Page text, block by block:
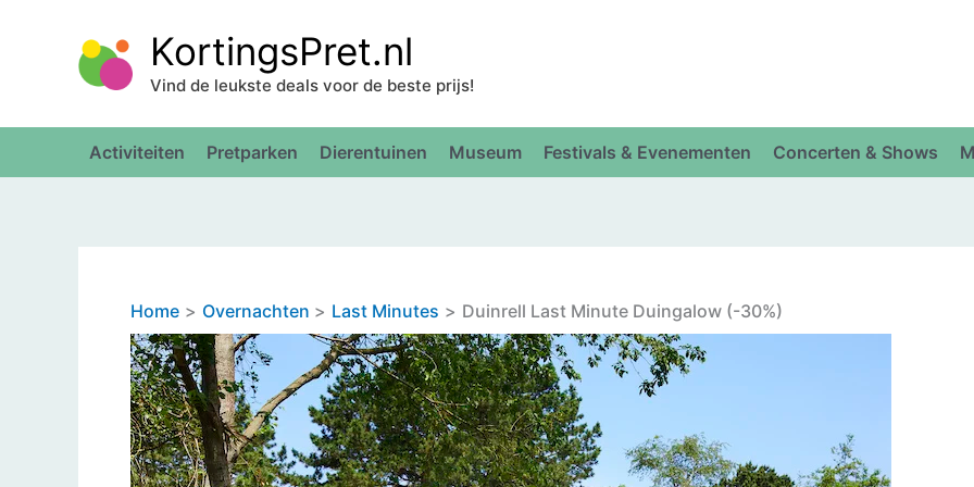
KortingsPret.nl
Vind de leukste deals voor de beste prijs!
Activiteiten Pretparken Dierentuinen Museum Festivals & Evenementen Concerten & Shows
Home Overnachten Last Minutes Duinrell Last Minute Duingalow (-30%)